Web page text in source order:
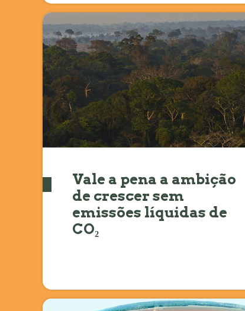
Vale a pena a ambição
de crescer sem
emissões líquidas de
CO₂